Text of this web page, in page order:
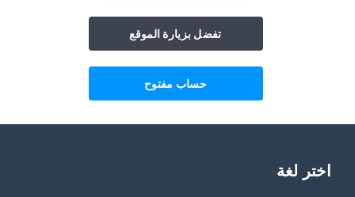
تفضل بزيارة الموقع
حساب مفتوح
اختر لغة